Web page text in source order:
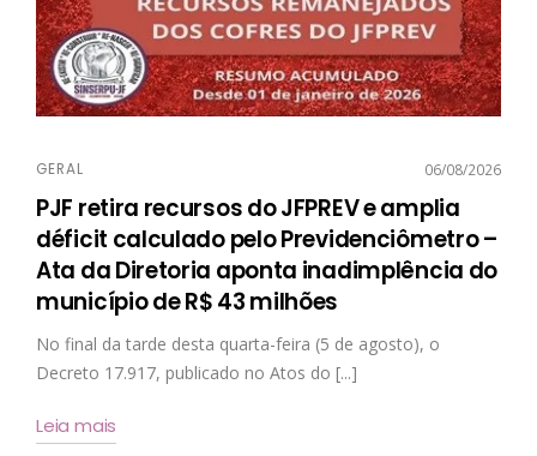
GERAL 06/08/2026
PJF retira recursos do JFPREV e amplia
déficit calculado pelo Previdenciômetro –
Ata da Diretoria aponta inadimplência do
município de R$ 43 milhões
No final da tarde desta quarta-feira (5 de agosto), o
Decreto 17.917, publicado no Atos do [...]
Leia mais